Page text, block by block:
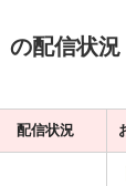
の配信状況
配信状況